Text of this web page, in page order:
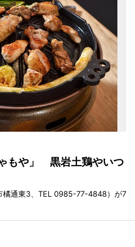
もや」 黒岩土鶏やいつ
橘通東3、TEL 0985-77-4848）が7